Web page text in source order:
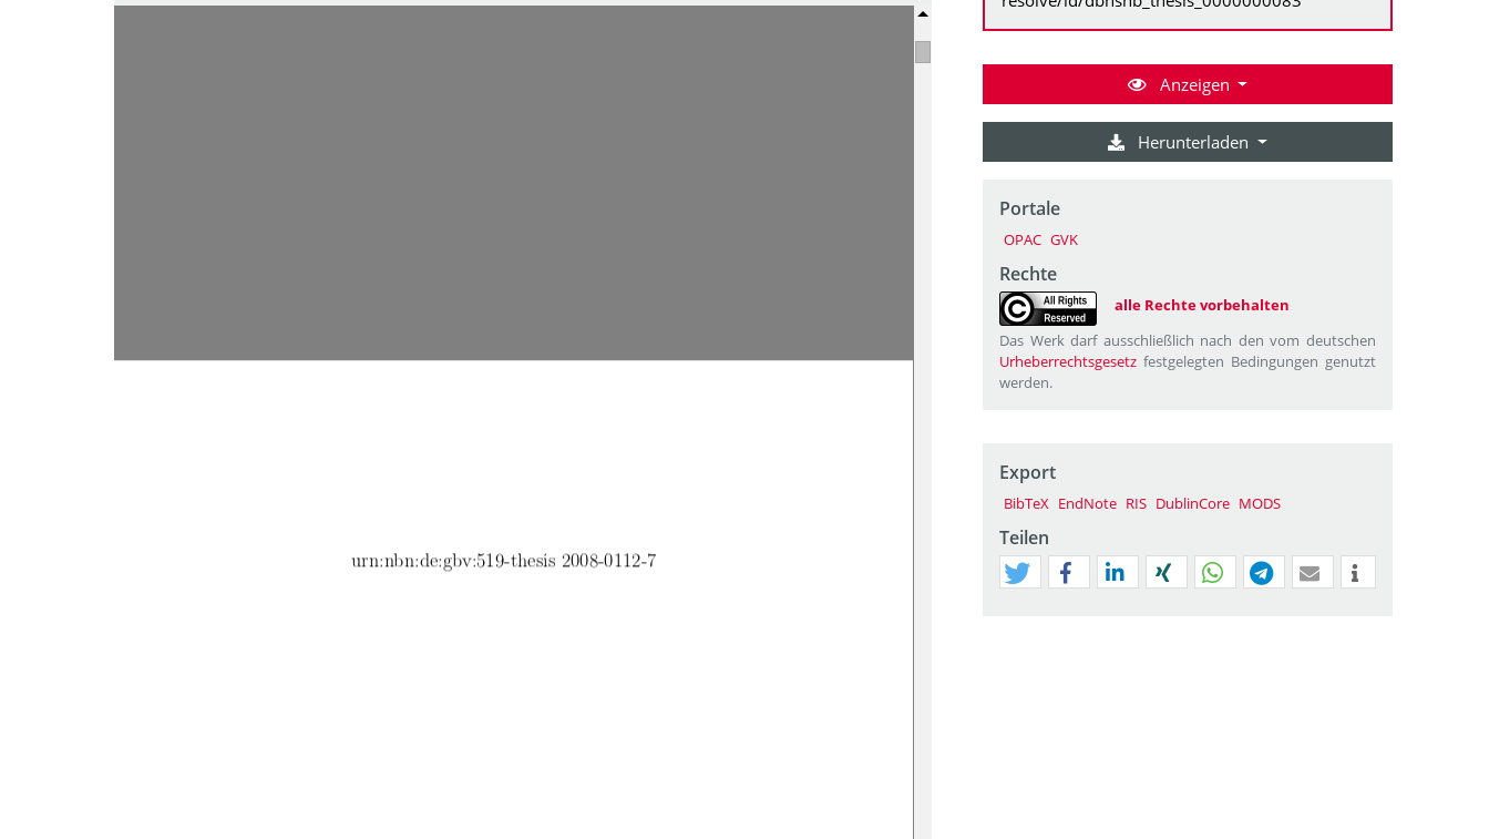
urn:nbn:de:gbv:519-thesis 2008-0112-7
Anzeigen
Herunterladen
Portale
OPAC GVK
Rechte
alle Rechte vorbehalten
Das Werk darf ausschließlich nach den vom deutschen
Urheberrechtsgesetz festgelegten Bedingungen genutzt
werden.
Export
BibTeX EndNote RIS DublinCore MODS
Teilen